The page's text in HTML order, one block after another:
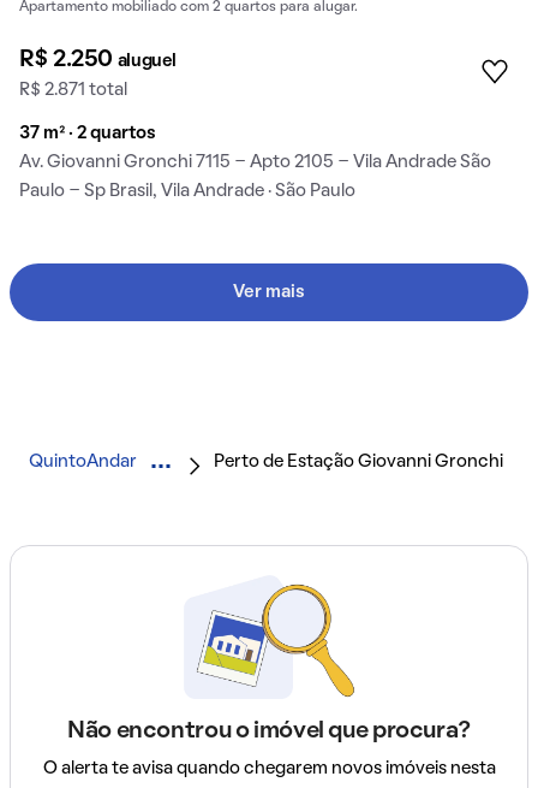
Apartamento mobiliado com 2 quartos para alugar.
R$ 2.250 aluguel
R$ 2.871 total
37 m² · 2 quartos
Av. Giovanni Gronchi 7115 - Apto 2105 - Vila Andrade São
Paulo - Sp Brasil, Vila Andrade · São Paulo
Ver mais
QuintoAndar Perto de Estação Giovanni Gronchi
Não encontrou o imóvel que procura?
O alerta te avisa quando chegarem novos imóveis nesta